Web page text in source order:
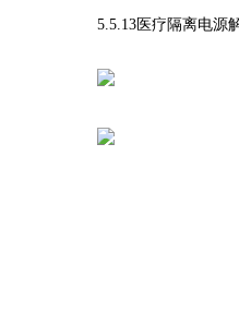
5.5.13医疗隔离电源